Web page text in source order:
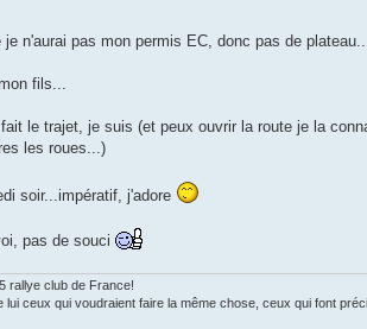
n'aurai pas mon permis EC, donc pas de
fils...
le trajet, je suis (et peux ouvrir la route je la
les roues...)
soir...impératif, j'adore
pas de souci
rallye club de France!
lui ceux qui voudraient faire la même chose, ceux qui font